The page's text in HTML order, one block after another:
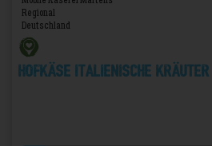
Regional
Deutschland
Hofkäse Italienische Kräuter